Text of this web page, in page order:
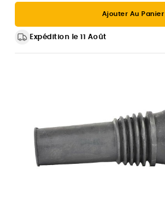
Ajouter Au Panier
Expédition le 11 Août